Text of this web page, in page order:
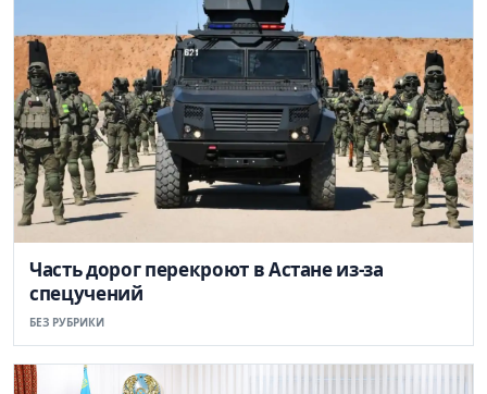
Часть дорог перекроют в Астане из-за
спецучений
БЕЗ РУБРИКИ